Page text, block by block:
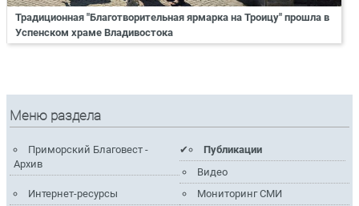
Традиционная "Благотворительная ярмарка на Троицу" прошла в
Успенском храме Владивостока
Меню раздела
Приморский Благовест -
Архив
Публикации
Видео
Интернет-ресурсы
Мониторинг СМИ